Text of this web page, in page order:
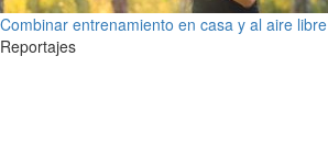
Combinar entrenamiento en casa y al aire libre
Reportajes